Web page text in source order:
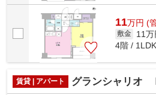
11万円 (
敷金 11万
4階 /
賃貸 | アパート グランシャリオ